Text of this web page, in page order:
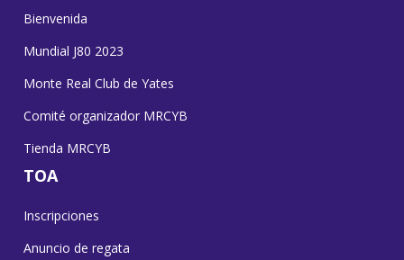
Bienvenida
Mundial J80 2023
Monte Real Club de Yates
Comité organizador MRCYB
Tienda MRCYB
TOA
Inscripciones
Anuncio de regata